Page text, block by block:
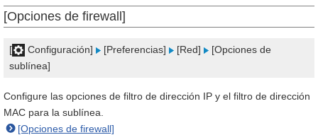
[Opciones de firewall]
[ Configuración] [Preferencias] [Red]
[Opciones de
sublínea]
Configure las opciones de filtro de dirección IP y el filtro de dirección
MAC para la sublínea.
[Opciones de firewall]